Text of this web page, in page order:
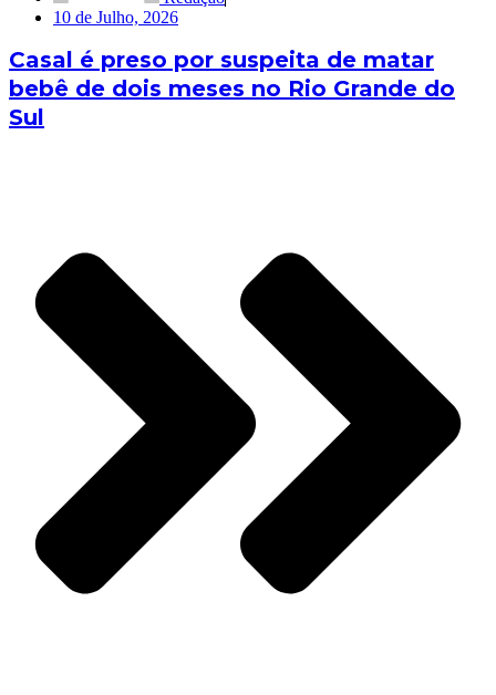
10 de Julho, 2026
Casal é preso por suspeita de matar
bebê de dois meses no Rio Grande do
Sul